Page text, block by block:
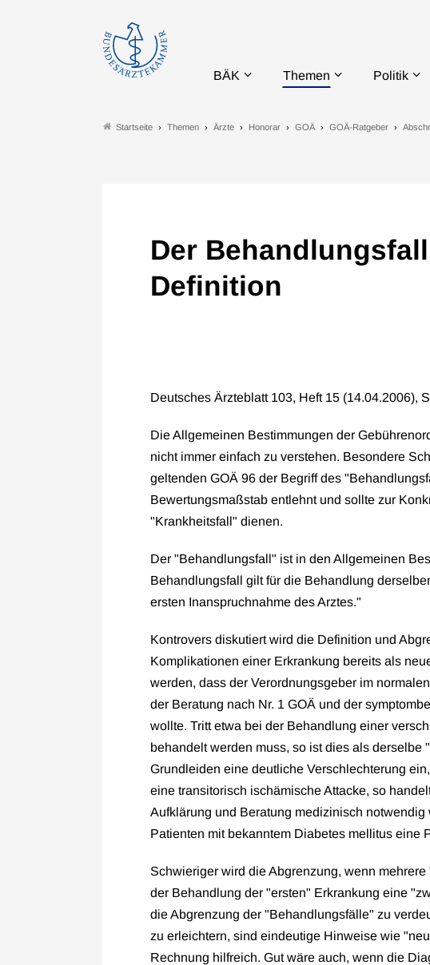
BÄK Themen Politik
Startseite Themen Ärzte Honorar GOÄ GOÄ-Ratgeber
Der
Definition
Deutsches Ärzteblatt 103, Heft 15 (14.04.2006),
Die Allgemeinen Bestimmungen der
nicht immer einfach zu verstehen. Besondere
geltenden GOÄ 96 der Begriff des
Bewertungsmaßstab entlehnt und sollte zur
"Krankheitsfall" dienen.
Der "Behandlungsfall" ist in den Allgemeinen
Behandlungsfall gilt für die Behandlung
ersten Inanspruchnahme des Arztes."
Kontrovers diskutiert wird die Definition und
Komplikationen einer Erkrankung bereits als
werden, dass der Verordnungsgeber im
der Beratung nach Nr. 1 GOÄ und der
wollte. Tritt etwa bei der Behandlung einer
behandelt werden muss, so ist dies als
Grundleiden eine deutliche Verschlechterung
eine transitorisch ischämische Attacke, so
Aufklärung und Beratung medizinisch
Patienten mit bekanntem Diabetes mellitus eine
Schwieriger wird die Abgrenzung, wenn
der Behandlung der "ersten" Erkrankung eine
die Abgrenzung der "Behandlungsfälle" zu
zu erleichtern, sind eindeutige Hinweise wie
Rechnung hilfreich. Gut wäre auch, wenn die